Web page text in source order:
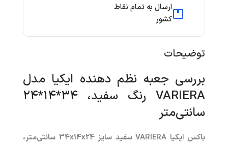
ارسال به تمام نقاط
کشور
توضیحات
بررسی جعبه نظم دهنده ایکیا مدل
VARIERA رنگ سفید، ۳۴*۱۴*۲۴
سانتی‌متر
باکس ایکیا VARIERA سفید سایز 34x14x24 سانتی‌متر،